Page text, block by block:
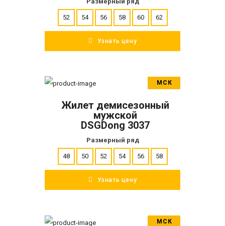
52 54 56 58 60 62
Узнать цену
МСК
ПОДРОБНЕЕ
Жилет демисезонный
мужской
DSGDong 3037
Размерный ряд
48 50 52 54 56 58
Узнать цену
МСК